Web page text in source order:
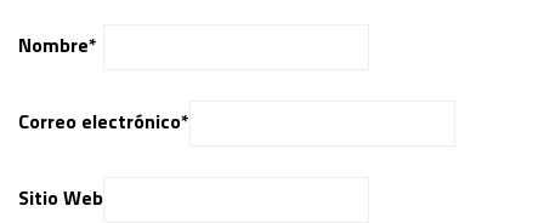
Nombre*
Correo electrónico*
Sitio Web